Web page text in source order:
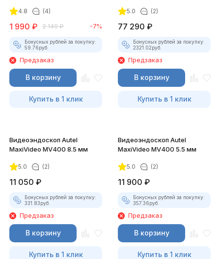
4.8 (4)
1 990 ₽ 2 140 ₽ -7%
Бонусных рублей за покупку:
59.76руб.
Предзаказ
В корзину
Купить в 1 клик
5.0 (2)
77 290 ₽
Бонусных рублей за покупку:
2321.02руб.
Предзаказ
В корзину
Купить в 1 клик
Видеоэндоскоп Autel
MaxiVideo MV400 8.5 мм
5.0 (2)
11 050 ₽
Бонусных рублей за покупку:
331.83руб.
Предзаказ
В корзину
Купить в 1 клик
Видеоэндоскоп Autel
MaxiVideo MV400 5.5 мм
5.0 (2)
11 900 ₽
Бонусных рублей за покупку:
357.36руб.
Предзаказ
В корзину
Купить в 1 клик